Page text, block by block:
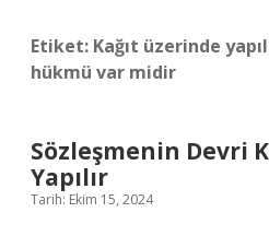
Etiket: Kağıt üzerinde
hükmü var midir
Sözleşmenin Devri
Yapılır
Tarih: Ekim 15, 2024